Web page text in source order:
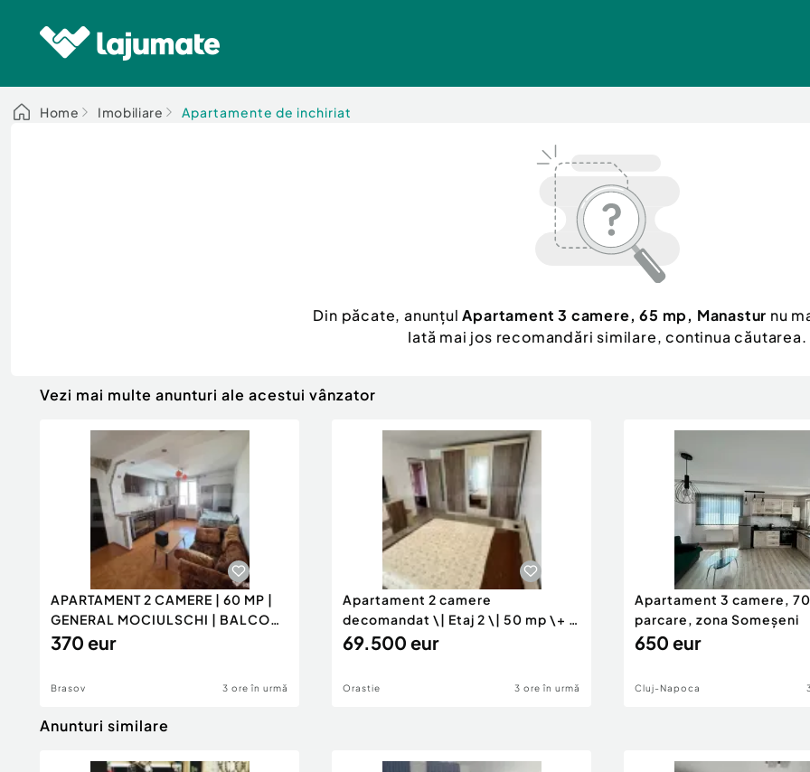
Home Imobiliare Apartamente de inchiriat
Din păcate, anunțulApartament 3 camere, 65 mp, Manastur nu
Iată mai jos recomandări similare, continua căutarea.
Vezi mai multe anunturi ale acestui vânzator
APARTAMENT 2 CAMERE | 60 MP |
GENERAL MOCIULSCHI | BALCON
DE
370 eur
Brasov 3 ore în urmă
Apartament 2 camere
decomandat \| Etaj 2 \| 50 mp \+ 8
mp ba
69.500 eur
Orastie 3 ore în urmă
Apartament 3 camere,
parcare, zona Someșeni
650 eur
Cluj-Napoca
Anunturi similare